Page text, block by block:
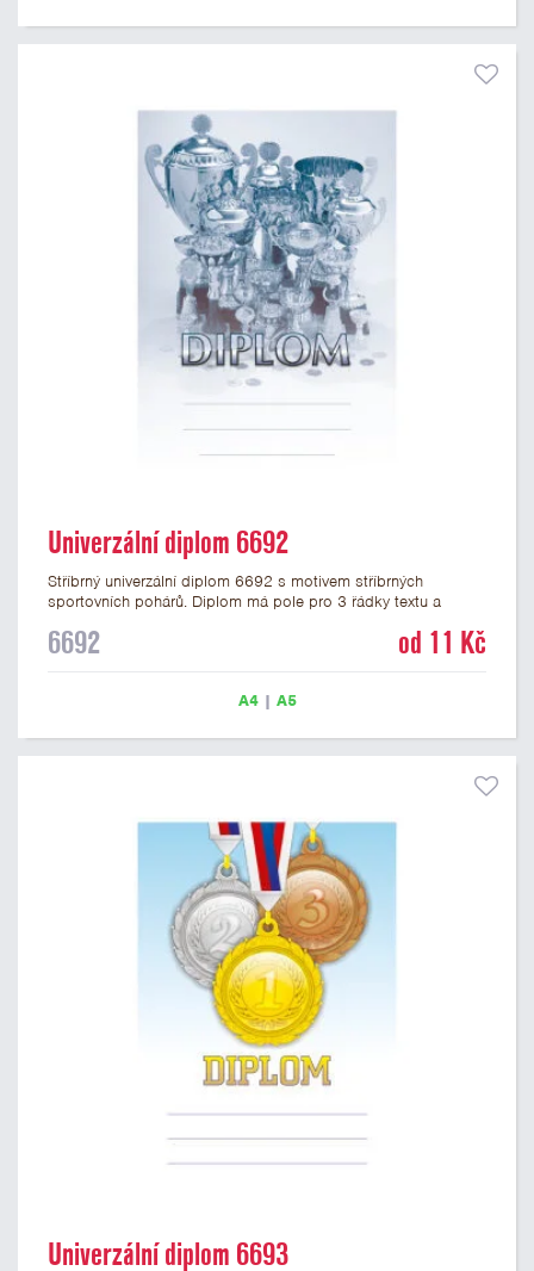
Univerzální diplom 6692
Stříbrný univerzální diplom 6692 s motivem stříbrných
sportovních pohárů. Diplom má pole pro 3 řádky textu a
formátu A4 a A5. Tento univerzální diplom je vhodný pro
motivem pohárů má gramáž 250 g/m2.
6692 od 11 Kč
A4| A5
Univerzální diplom 6693